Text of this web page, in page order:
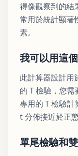
得像觀察到的結
常用於統計顯著
素。
我可以用這
此計算器設計用
的 T 檢驗，您
專用的 T 檢驗計
t 分佈接近於正態
單尾檢驗和